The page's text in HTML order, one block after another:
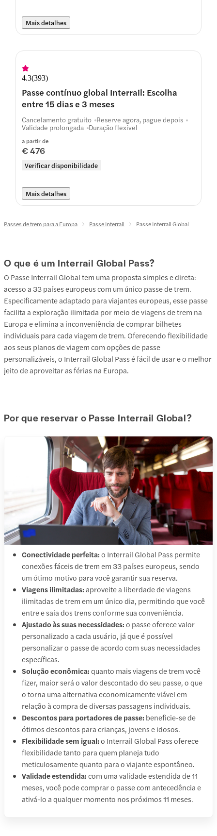
Mais detalhes
4.3(393)
Passe contínuo global Interrail: Escolha
entre 15 dias e 3 meses
a partir de
€ 476
Verificar disponibilidade
Cancelamento gratuito Reserve agora, pague depois
Validade prolongada Duração flexível
Mais detalhes
Passes de trem para a Europa Passe Interrail Passe Interrail Global
O que é um Interrail Global Pass?
O Passe Interrail Global tem uma proposta simples e direta:
acesso a 33 países europeus com um único passe de trem.
Especificamente adaptado para viajantes europeus, esse passe
facilita a exploração ilimitada por meio de viagens de trem na
Europa e elimina a inconveniência de comprar bilhetes
individuais para cada viagem de trem. Oferecendo flexibilidade
aos seus planos de viagem com opções de passe
personalizáveis, o Interrail Global Pass é fácil de usar e o melhor
jeito de aproveitar as férias na Europa.
Por que reservar o Passe Interrail Global?
Conectividade perfeita:o Interrail Global Pass permite
conexões fáceis de trem em 33 países europeus, sendo
um ótimo motivo para você garantir sua reserva.
Viagens ilimitadas:aproveite a liberdade de viagens
ilimitadas de trem em um único dia, permitindo que você
entre e saia dos trens conforme sua conveniência.
Ajustado às suas necessidades:o passe oferece valor
personalizado a cada usuário, já que é possível
personalizar o passe de acordo com suas necessidades
específicas.
Solução econômica:quanto mais viagens de trem você
fizer, maior será o valor descontado do seu passe, o que
o torna uma alternativa economicamente viável em
relação à compra de diversas passagens individuais.
Descontos para portadores de passe: beneficie-se de
ótimos descontos para crianças, jovens e idosos.
Flexibilidade sem igual:o Interrail Global Pass oferece
flexibilidade tanto para quem planeja tudo
meticulosamente quanto para o viajante espontâneo.
Validade estendida:com uma validade estendida de 11
meses, você pode comprar o passe com antecedência e
ativá-lo a qualquer momento nos próximos 11 meses.